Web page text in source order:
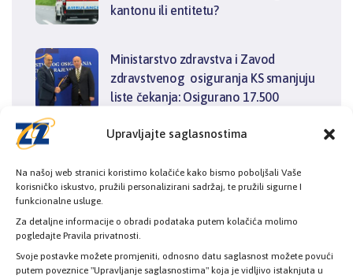
Upravljajte saglasnostima
Na našoj web stranici koristimo kolačiće kako bismo poboljšali Vaše
korisničko iskustvo, pružili personalizirani sadržaj, te pružili sigurne I
funkcionalne usluge.
Za detaljne informacije o obradi podataka putem kolačića molimo
pogledajte Pravila privatnosti.
Svoje postavke možete promjeniti, odnosno datu saglasnost možete povući
putem poveznice "Upravljanje saglasnostima" koja je vidljivo istaknjuta u
kantonu ili entitetu?
Ministarstvo zdravstva i Zavod
zdravstvenog osiguranja KS smanjuju
liste čekanja: Osigurano 17.500
zdravstvenim ustanovama
Kosovac: Nova biološka terapija za
Kantonu Sarajevo